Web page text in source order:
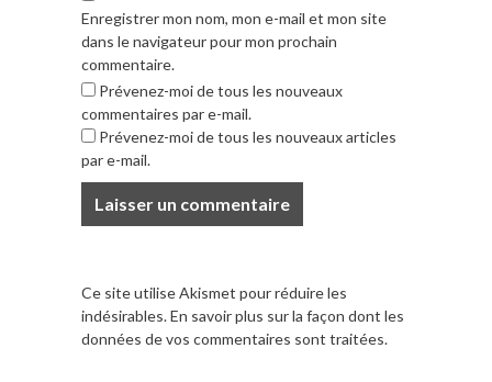
Enregistrer mon nom, mon e-mail et mon site
dans le navigateur pour mon prochain
commentaire.
Prévenez-moi de tous les nouveaux
commentaires par e-mail.
Prévenez-moi de tous les nouveaux articles
par e-mail.
Ce site utilise Akismet pour réduire les
indésirables.En savoir plus sur la façon dont les
données de vos commentaires sont traitées.